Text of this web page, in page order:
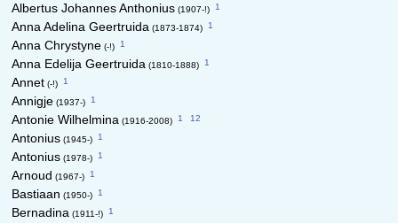
Albertus Johannes Anthonius (1907-!) 1
Anna Adelina Geertruida (1873-1874) 1
Anna Chrystyne (-!) 1
Anna Edelija Geertruida (1810-1888) 1
Annet (-!) 1
Annigje (1937-) 1
Antonie Wilhelmina (1916-2008) 1 12
Antonius (1945-) 1
Antonius (1978-) 1
Arnoud (1967-) 1
Bastiaan (1950-) 1
Bernadina (1911-!) 1